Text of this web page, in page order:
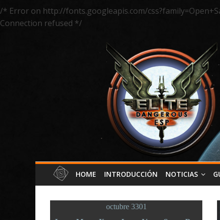
/* Error on http://fonts.googleapis.com/
Connection refused */
HOME INTRODUCCIÓN NOTICIAS
octubre 3301